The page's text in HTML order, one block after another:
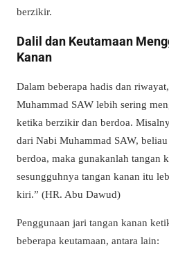
berzikir.
Dalil dan Keutamaan
Kanan
Dalam beberapa hadis dan
Muhammad SAW lebih sering
ketika berzikir dan berdoa.
dari Nabi Muhammad SAW,
berdoa, maka gunakanlah tangan
sesungguhnya tangan kanan itu
kiri.” (HR. Abu Dawud)
Penggunaan jari tangan kanan
beberapa keutamaan, antara lain: